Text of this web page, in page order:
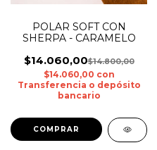
POLAR SOFT CON
SHERPA - CARAMELO
$14.060,00$14.800,00
$14.060,00 con
Transferencia o depósito
bancario